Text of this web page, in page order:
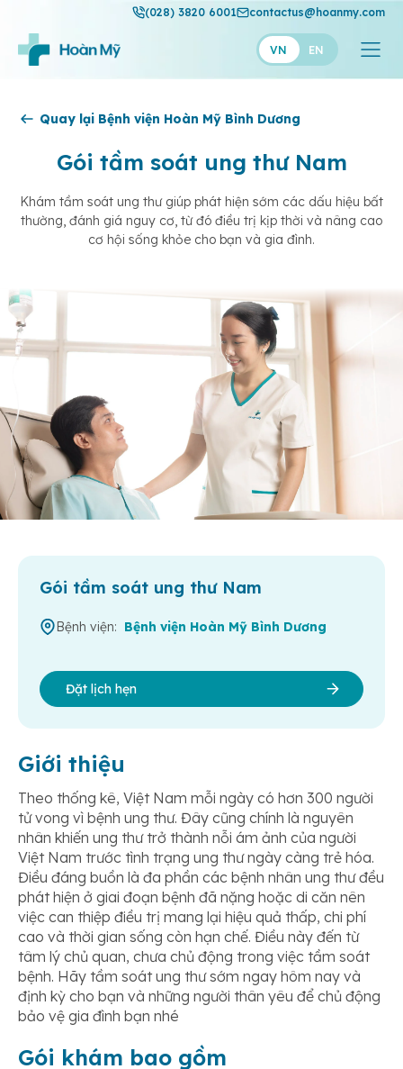
(028) 3820 6001 contactus@hoanmy.com
VN EN
Hoàn Mỹ
Thuận Mỹ
Quay lại Bệnh viện Hoàn Mỹ Bình Dương
Gói tầm soát ung thư Nam
Khám tầm soát ung thư giúp phát hiện sớm các dấu hiệu bất
thường, đánh giá nguy cơ, từ đó điều trị kịp thời và nâng cao
cơ hội sống khỏe cho bạn và gia đình.
Giới thiệu
Theo thống kê, Việt Nam mỗi ngày có hơn 300 người
tử vong vì bệnh ung thư. Đây cũng chính là nguyên
nhân khiến ung thư trở thành nỗi ám ảnh của người
Việt Nam trước tình trạng ung thư ngày càng trẻ hóa.
Điều đáng buồn là đa phần các bệnh nhân ung thư đều
phát hiện ở giai đoạn bệnh đã nặng hoặc di căn nên
việc can thiệp điều trị mang lại hiệu quả thấp, chi phí
cao và thời gian sống còn hạn chế. Điều này đến từ
tâm lý chủ quan, chưa chủ động trong việc tầm soát
bệnh. Hãy tầm soát ung thư sớm ngay hôm nay và
định kỳ cho bạn và những người thân yêu để chủ động
bảo vệ gia đình bạn nhé
Gói khám bao gồm
Gói tầm soát ung thư Nam
Bệnh viện: Bệnh viện Hoàn Mỹ Bình Dương
Đặt lịch hẹn